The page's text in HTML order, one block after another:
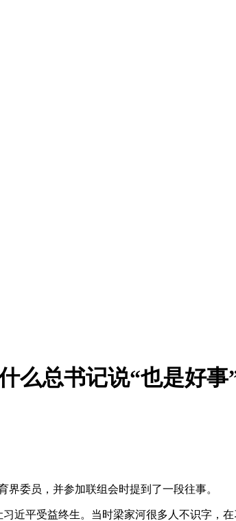
么总书记说“也是好事
委员，并参加联组会时提到了一段往事。
近平受益终生。当时梁家河很多人不识字，